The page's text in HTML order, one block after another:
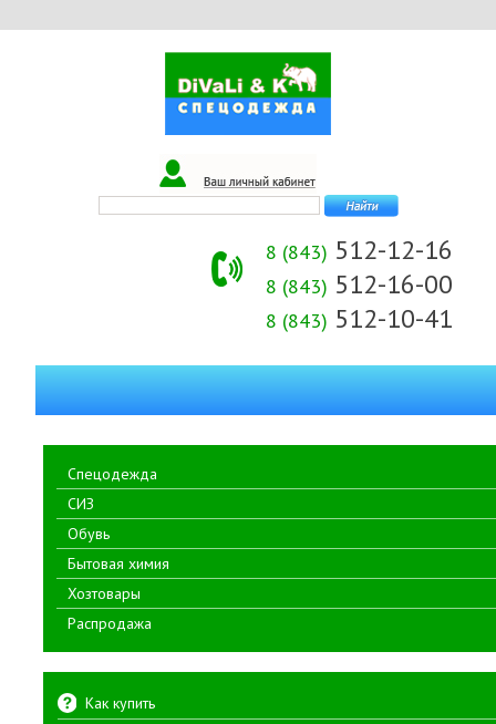
8 (843) 512-12-16
8 (843) 512-16-00
8 (843) 512-10-41
Спецодежда
СИЗ
Обувь
Бытовая химия
Хозтовары
Распродажа
Как купить